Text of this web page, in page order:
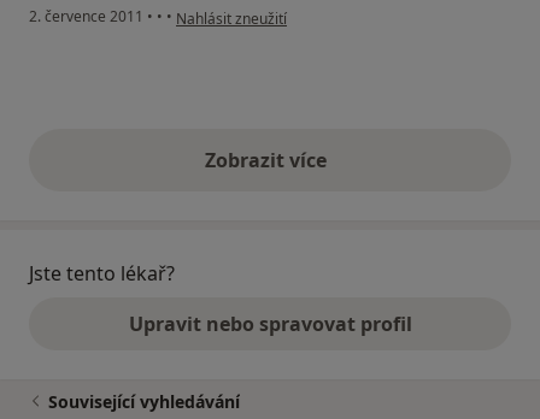
2. července 2011 • • • podle názoru uživatele Pacient
Nahlásit zneužití
Zobrazit vícevýše uvedené názory
Jste tento lékař?
Upravit nebo spravovat profil
Související vyhledávání